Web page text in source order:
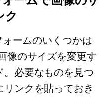
ク
ームのいくつかは
像のサイズを変更す
。必要なものを見つ
ンクを貼っておき